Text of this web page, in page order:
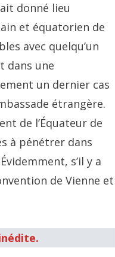
donné lieu
et équatorien de
avec quelqu’un
dans une
un dernier cas
étrangère.
de l’Équateur de
à pénétrer dans
s’il y a
de Vienne et